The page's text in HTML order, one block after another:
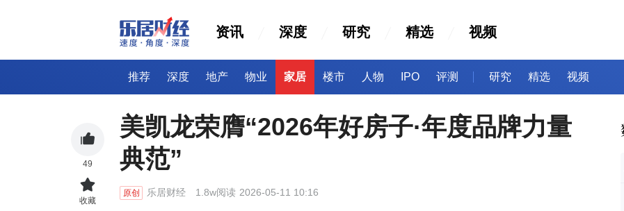
资讯 深度 研究 精选 视频
推荐 深度 地产 物业 家居 楼市 人物 IPO 评测 研究 精选 视频
美凯龙荣膺“2026年好房子·年度品牌力量
典范”
原创 乐居财经 1.8w阅读 2026-05-11 10:16
49
收藏